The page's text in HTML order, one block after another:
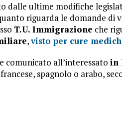
dalle ultime modifiche
riguarda le domande di
T.U. Immigrazione che
,visto per cure
comunicato all’interessato in
spagnolo o arabo,